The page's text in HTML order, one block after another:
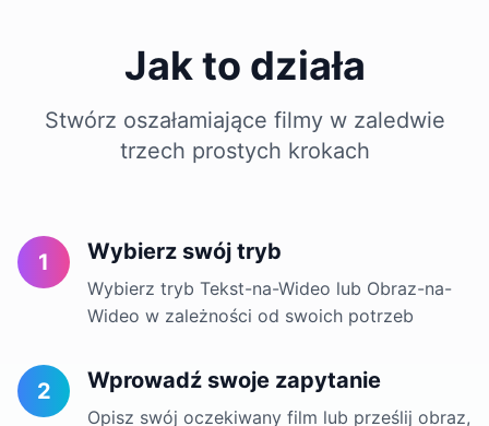
Jak to działa
Stwórz oszałamiające filmy w zaledwie
trzech prostych krokach
1 Wybierz swój tryb
Wybierz tryb Tekst-na-Wideo lub Obraz-na-
Wideo w zależności od swoich potrzeb
2 Wprowadź swoje zapytanie
Opisz swój oczekiwany film lub prześlij obraz,